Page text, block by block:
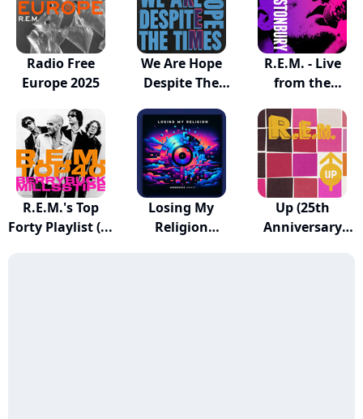
Radio Free
Europe 2025
We Are Hope
Despite The
R.E.M. - Live
from the
R.E.M.'s Top
Forty Playlist (...
Losing My
Religion
Up (25th
Anniversary